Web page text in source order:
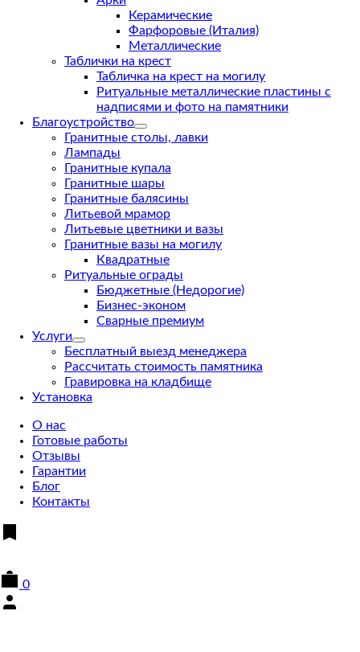
Керамические
Фарфоровые (Италия)
Металлические
Таблички на крест
Табличка на крест на могилу
Ритуальные металлические пластины с
надписями и фото на памятники
Благоустройство
Гранитные столы, лавки
Лампады
Гранитные купала
Гранитные шары
Гранитные балясины
Литьевой мрамор
Литьевые цветники и вазы
Гранитные вазы на могилу
Квадратные
Ритуальные ограды
Бюджетные (Недорогие)
Бизнес-эконом
Сварные премиум
Услуги
Бесплатный выезд менеджера
Рассчитать стоимость памятника
Гравировка на кладбище
Установка
О нас
Готовые работы
Отзывы
Гарантии
Блог
Контакты
0